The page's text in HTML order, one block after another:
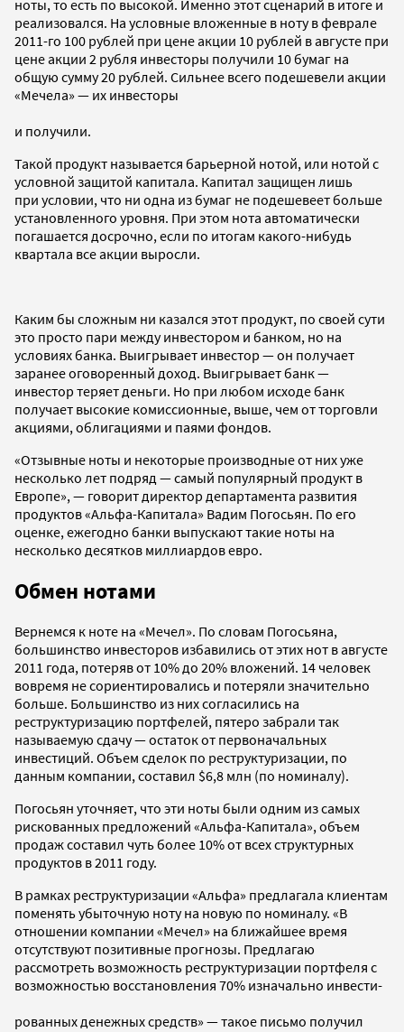
ноты, то есть по высокой. Именно этот сценарий в итоге и
реализовался. На условные вложенные в ноту в феврале
2011-го 100 рублей при цене акции 10 рублей в августе при
цене акции 2 рубля инвесторы получили 10 бумаг на
общую сумму 20 рублей. Сильнее всего подешевели акции
«Мечела» — их инвесторы
и получили.
Такой продукт называется барьерной нотой, или нотой с
условной защитой капитала. Капитал защищен лишь
при условии, что ни одна из бумаг не подешевеет больше
установленного уровня. При этом нота автоматически
погашается досрочно, если по итогам какого-нибудь
квартала все акции выросли.
Каким бы сложным ни казался этот продукт, по своей сути
это просто пари между инвестором и банком, но на
условиях банка. Выигрывает инвестор — он получает
заранее оговоренный доход. Выигрывает банк —
инвестор теряет деньги. Но при любом исходе банк
получает высокие комиссионные, выше, чем от торговли
акциями, облигациями и паями фондов.
«Отзывные ноты и некоторые производные от них уже
несколько лет подряд — самый популярный продукт в
Европе», — говорит директор департамента развития
продуктов «Альфа-Капитала» Вадим Погосьян. По его
оценке, ежегодно банки выпускают такие ноты на
несколько десятков миллиардов евро.
Обмен нотами
Вернемся к ноте на «Мечел». По словам Погосьяна,
большинство инвесторов избавились от этих нот в августе
2011 года, потеряв от 10% до 20% вложений. 14 человек
вовремя не сориентировались и потеряли значительно
больше. Большинство из них согласились на
реструктуризацию портфелей, пятеро забрали так
называемую сдачу — остаток от первоначальных
инвестиций. Объем сделок по реструктуризации, по
данным компании, составил $6,8 млн (по номиналу).
Погосьян уточняет, что эти ноты были одним из самых
рискованных предложений «Альфа-Капитала», объем
продаж составил чуть более 10% от всех структурных
продуктов в 2011 году.
В рамках реструктуризации «Альфа» предлагала клиентам
поменять убыточную ноту на новую по номиналу. «В
отношении компании «Мечел» на ближайшее время
отсутствуют позитивные прогнозы. Предлагаю
рассмотреть возможность реструктуризации портфеля с
возможностью восстановления 70% изначально инвести-
рованных денежных средств» — такое письмо получил